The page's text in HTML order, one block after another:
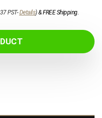
PST-Details)&FREE Shipping.